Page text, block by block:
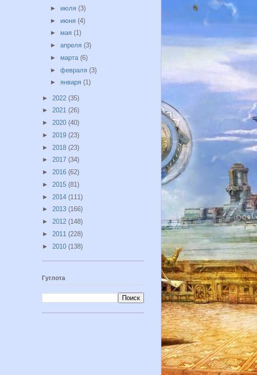
► июля (3)
► июня (4)
► мая (1)
► апреля (3)
► марта (6)
► февраля (3)
► января (1)
► 2022 (35)
► 2021 (26)
► 2020 (40)
► 2019 (23)
► 2018 (23)
► 2017 (34)
► 2016 (62)
► 2015 (81)
► 2014 (111)
► 2013 (166)
► 2012 (148)
► 2011 (228)
► 2010 (138)
Гуглота